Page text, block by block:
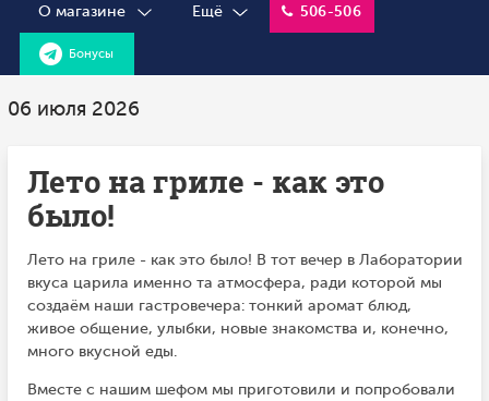
О магазине Ещё 506-506
Бонусы
06 июля 2026
Лето на гриле - как это
было!
Лето на гриле - как это было! В тот вечер в Лаборатории
вкуса царила именно та атмосфера, ради которой мы
создаём наши гастровечера: тонкий аромат блюд,
живое общение, улыбки, новые знакомства и, конечно,
много вкусной еды.
Вместе с нашим шефом мы приготовили и попробовали